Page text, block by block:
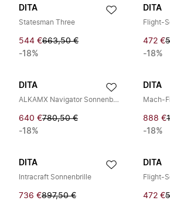
DITA
Statesman Three
544 €663,50 €
-18%
DITA
Flight-
472 €
-18%
DITA
ALKAMX Navigator Sonnenbrille
640 €780,50 €
-18%
DITA
Mach-
888 €
-18%
DITA
Intracraft Sonnenbrille
736 €897,50 €
DITA
Flight-
472 €